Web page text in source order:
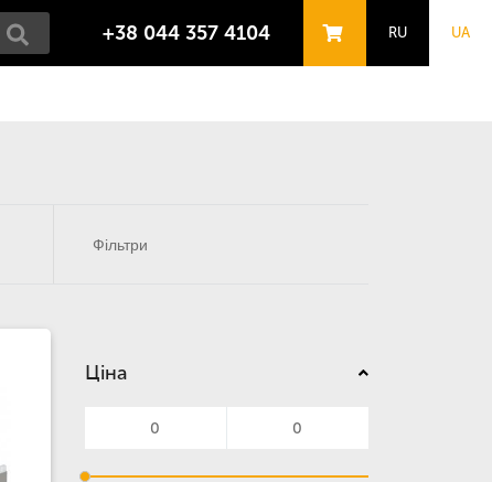
+38 044 357 4104 RU UA
Ціна
Фільтри